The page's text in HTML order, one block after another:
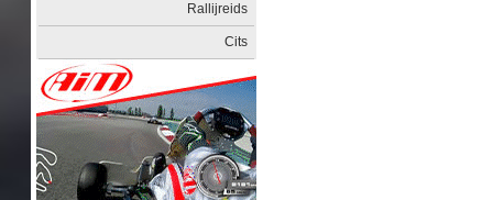
Rallijreids
Cits